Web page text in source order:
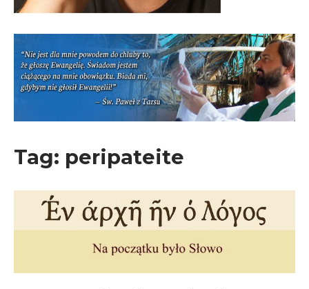
Tag: peripateite